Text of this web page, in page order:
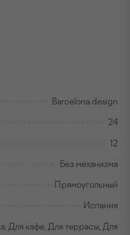
Barcelona design
24
12
Без механизма
Прямоугольный
Испания
Для кафе, Для террасы, Для